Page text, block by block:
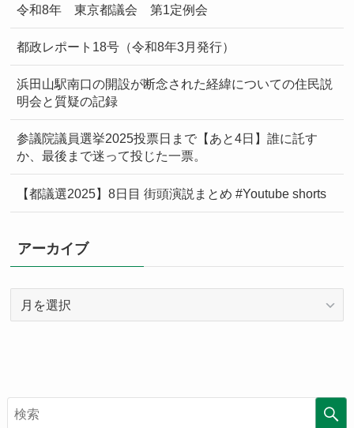
令和8年 東京都議会 第1定例会
都政レポート18号（令和8年3月発行）
浜田山駅南口の開設が断念された経緯についての住民説
明会と質疑の記録
参議院議員選挙2025投票日まで【あと4日】誰に託す
か、最後まで迷って投じた一票。
【都議選2025】8日目 街頭演説まとめ #Youtube shorts
アーカイブ